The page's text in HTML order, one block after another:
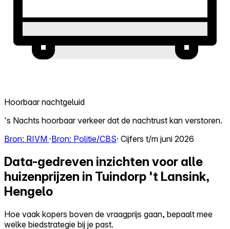
Hoorbaar nachtgeluid
's Nachts hoorbaar verkeer dat de nachtrust kan verstoren.
Bron: RIVM ·Bron: Politie/CBS· Cijfers t/m juni 2026
Data-gedreven inzichten voor alle
huizenprijzen in Tuindorp 't Lansink,
Hengelo
Hoe vaak kopers boven de vraagprijs gaan, bepaalt mee
welke biedstrategie bij je past.